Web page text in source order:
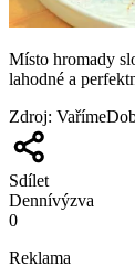
Místo hromady
lahodné a
Zdroj:
Sdílet
Dennívýzva
0
Reklama